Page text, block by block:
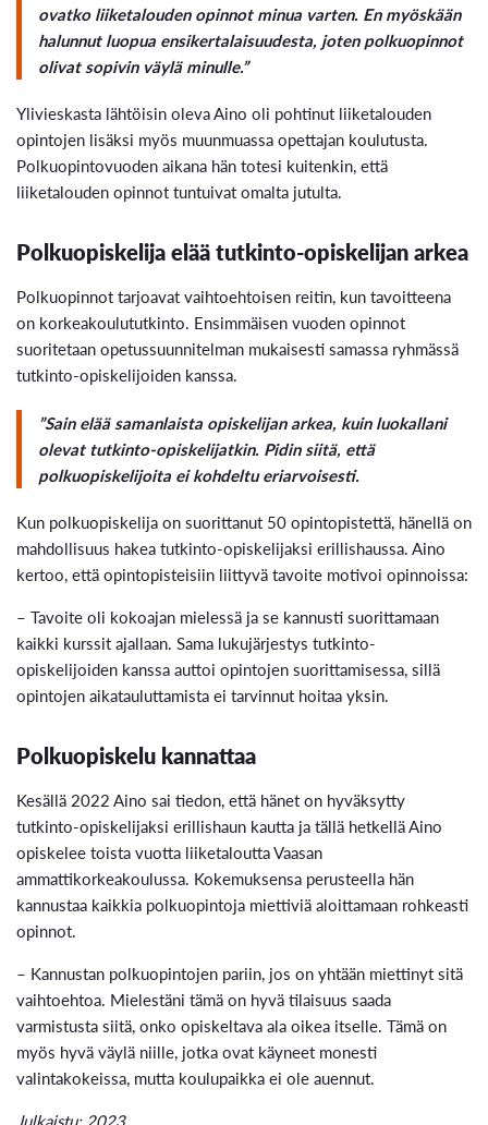
ovatko liiketalouden opinnot minua varten. En myöskään
halunnut luopua ensikertalaisuudesta, joten polkuopinnot
olivat sopivin väylä minulle.”
Ylivieskasta lähtöisin oleva Aino oli pohtinut liiketalouden
opintojen lisäksi myös muunmuassa opettajan koulutusta.
Polkuopintovuoden aikana hän totesi kuitenkin, että
liiketalouden opinnot tuntuivat omalta jutulta.
Polkuopiskelija elää tutkinto-opiskelijan arkea
Polkuopinnot tarjoavat vaihtoehtoisen reitin, kun tavoitteena
on korkeakoulututkinto. Ensimmäisen vuoden opinnot
suoritetaan opetussuunnitelman mukaisesti samassa ryhmässä
tutkinto-opiskelijoiden kanssa.
”Sain elää samanlaista opiskelijan arkea, kuin luokallani
olevat tutkinto-opiskelijatkin. Pidin siitä, että
polkuopiskelijoita ei kohdeltu eriarvoisesti.
Kun polkuopiskelija on suorittanut 50 opintopistettä, hänellä on
mahdollisuus hakea tutkinto-opiskelijaksi erillishaussa. Aino
kertoo, että opintopisteisiin liittyvä tavoite motivoi opinnoissa:
– Tavoite oli kokoajan mielessä ja se kannusti suorittamaan
kaikki kurssit ajallaan. Sama lukujärjestys tutkinto-
opiskelijoiden kanssa auttoi opintojen suorittamisessa, sillä
opintojen aikatauluttamista ei tarvinnut hoitaa yksin.
Polkuopiskelu kannattaa
Kesällä 2022 Aino sai tiedon, että hänet on hyväksytty
tutkinto-opiskelijaksi erillishaun kautta ja tällä hetkellä Aino
opiskelee toista vuotta liiketaloutta Vaasan
ammattikorkeakoulussa. Kokemuksensa perusteella hän
kannustaa kaikkia polkuopintoja miettiviä aloittamaan rohkeasti
opinnot.
– Kannustan polkuopintojen pariin, jos on yhtään miettinyt sitä
vaihtoehtoa. Mielestäni tämä on hyvä tilaisuus saada
varmistusta siitä, onko opiskeltava ala oikea itselle. Tämä on
myös hyvä väylä niille, jotka ovat käyneet monesti
valintakokeissa, mutta koulupaikka ei ole auennut.
Julkaistu: 2023